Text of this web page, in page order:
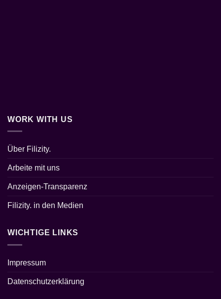
WORK WITH US
Über Filizity.
Arbeite mit uns
Anzeigen-Transparenz
Filizity. in den Medien
WICHTIGE LINKS
Impressum
Datenschutzerklärung